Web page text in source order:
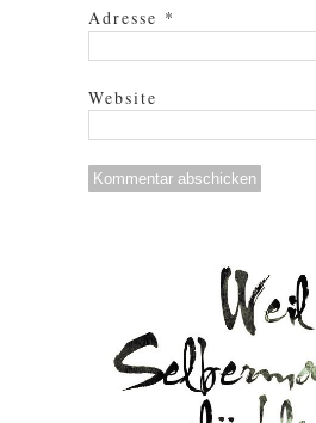
Adresse *
Website